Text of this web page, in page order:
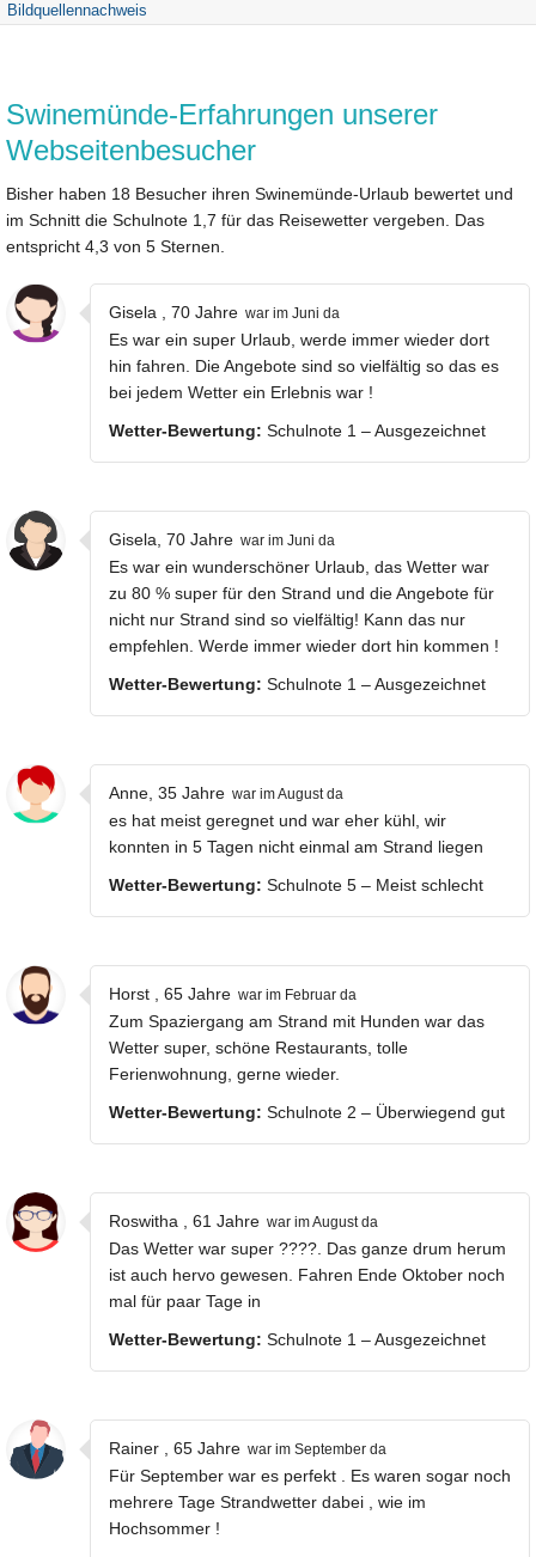
Bildquellennachweis
Swinemünde-Erfahrungen unserer
Webseitenbesucher
Bisher haben 18 Besucher ihren Swinemünde-Urlaub bewertet und
im Schnitt die Schulnote 1,7 für das Reisewetter vergeben. Das
entspricht 4,3 von 5 Sternen.
Gisela , 70 Jahre war im Juni da
Es war ein super Urlaub, werde immer wieder dort
hin fahren. Die Angebote sind so vielfältig so das es
bei jedem Wetter ein Erlebnis war !
Wetter-Bewertung: Schulnote 1 – Ausgezeichnet
Gisela, 70 Jahre war im Juni da
Es war ein wunderschöner Urlaub, das Wetter war
zu 80 % super für den Strand und die Angebote für
nicht nur Strand sind so vielfältig! Kann das nur
empfehlen. Werde immer wieder dort hin kommen !
Wetter-Bewertung: Schulnote 1 – Ausgezeichnet
Anne, 35 Jahre war im August da
es hat meist geregnet und war eher kühl, wir
konnten in 5 Tagen nicht einmal am Strand liegen
Wetter-Bewertung: Schulnote 5 – Meist schlecht
Horst , 65 Jahre war im Februar da
Zum Spaziergang am Strand mit Hunden war das
Wetter super, schöne Restaurants, tolle
Ferienwohnung, gerne wieder.
Wetter-Bewertung: Schulnote 2 – Überwiegend gut
Roswitha , 61 Jahre war im August da
Das Wetter war super ????. Das ganze drum herum
ist auch hervo gewesen. Fahren Ende Oktober noch
mal für paar Tage in
Wetter-Bewertung: Schulnote 1 – Ausgezeichnet
Rainer , 65 Jahre war im September da
Für September war es perfekt . Es waren sogar noch
mehrere Tage Strandwetter dabei , wie im
Hochsommer !